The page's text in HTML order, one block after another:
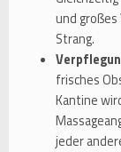
und
Strang.
frisches
Kantine
jeder